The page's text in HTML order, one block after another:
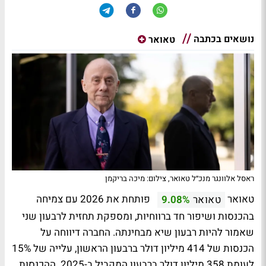
נושאים בכתבה טאואר
ראסל אלוונגר מנכ״ל טאואר, צילום: מיכה בריקמן
טאואר טאואר 9.08%
פותחת את 2026 עם צמיחה
בהכנסות ושיפור חד ברווחיות, ומספקת תחזית לרבעון שני
שאמור להיות רבעון שיא מבחינתה. החברה דיווחה על
הכנסות של 414 מיליון דולר ברבעון הראשון, עלייה של 15%